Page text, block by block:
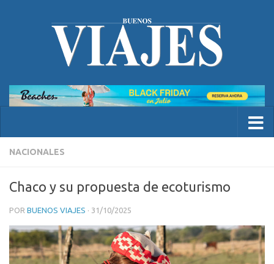
NACIONALES
Chaco y su propuesta de ecoturismo
POR BUENOS VIAJES · 31/10/2025